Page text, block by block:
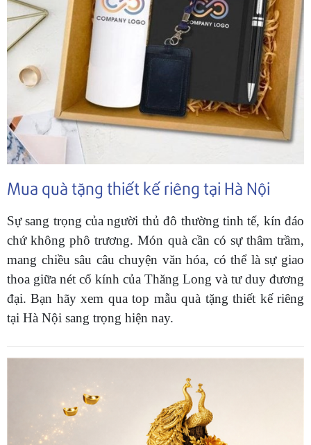
Mua quà tặng thiết kế riêng tại Hà Nội
Sự sang trọng của người thủ đô thường tinh tế, kín đáo
chứ không phô trương. Món quà cần có sự thâm trầm,
mang chiều sâu câu chuyện văn hóa, có thể là sự giao
thoa giữa nét cổ kính của Thăng Long và tư duy đương
đại. Bạn hãy xem qua top mẫu quà tặng thiết kế riêng
tại Hà Nội sang trọng hiện nay.